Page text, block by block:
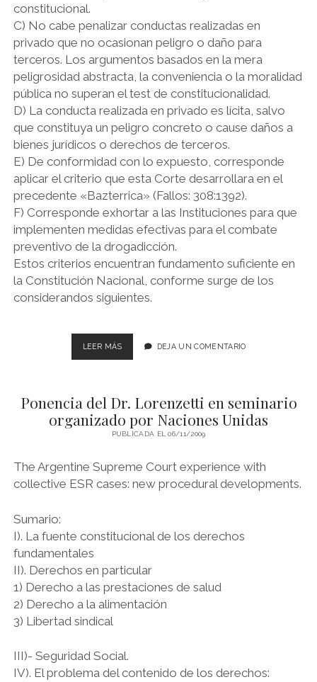
constitucional.
C) No cabe penalizar conductas realizadas en
privado que no ocasionan peligro o daño para
terceros. Los argumentos basados en la mera
peligrosidad abstracta, la conveniencia o la moralidad
pública no superan el test de constitucionalidad.
D) La conducta realizada en privado es lícita, salvo
que constituya un peligro concreto o cause daños a
bienes jurídicos o derechos de terceros.
E) De conformidad con lo expuesto, corresponde
aplicar el criterio que esta Corte desarrollara en el
precedente «Bazterrica» (Fallos: 308:1392).
F) Corresponde exhortar a las Instituciones para que
implementen medidas efectivas para el combate
preventivo de la drogadicción.
Estos criterios encuentran fundamento suficiente en
la Constitución Nacional, conforme surge de los
considerandos siguientes.
LEER MÁSFALLOS
DE
SUPREMA.
DEL
EN
LA
DEJA UN COMENTARIO
Ponencia del Dr. Lorenzetti en seminario
organizado por Naciones Unidas
PUBLICADA EL 06/11/2009
The Argentine Supreme Court experience with
collective ESR cases: new procedural developments.
Sumario:
I). La fuente constitucional de los derechos
fundamentales
II). Derechos en particular
1) Derecho a las prestaciones de salud
2) Derecho a la alimentación
3) Libertad sindical
III)- Seguridad Social.
IV). El problema del contenido de los derechos: